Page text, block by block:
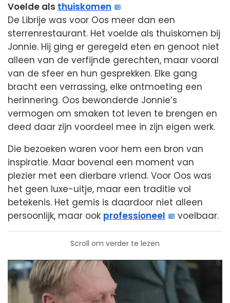
Voelde als thuiskomen
De Librije was voor Oos meer dan een
sterrenrestaurant. Het voelde als thuiskomen bij
Jonnie. Hij ging er geregeld eten en genoot niet
alleen van de verfijnde gerechten, maar vooral
van de sfeer en hun gesprekken. Elke gang
bracht een verrassing, elke ontmoeting een
herinnering. Oos bewonderde Jonnie’s
vermogen om smaken tot leven te brengen en
deed daar zijn voordeel mee in zijn eigen werk.
Die bezoeken waren voor hem een bron van
inspiratie. Maar bovenal een moment van
plezier met een dierbare vriend. Voor Oos was
het geen luxe-uitje, maar een traditie vol
betekenis. Het gemis is daardoor niet alleen
persoonlijk, maar ook professioneel voelbaar.
Scroll om verder te lezen